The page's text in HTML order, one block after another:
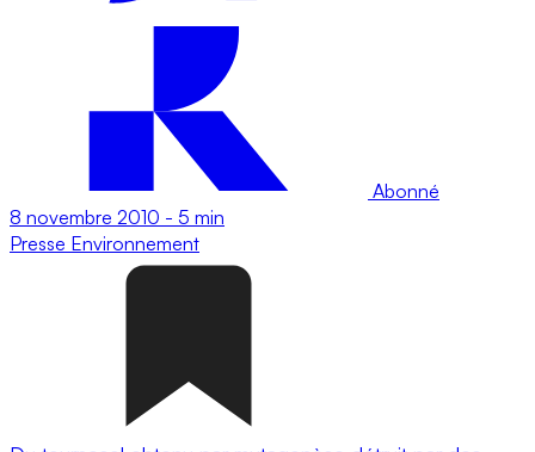
Abonné
8 novembre 2010 - 5 min
Presse Environnement